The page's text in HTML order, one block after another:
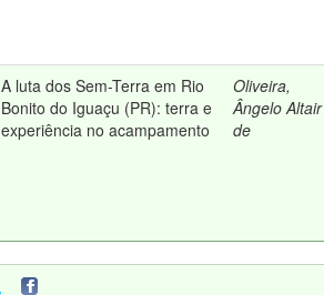
A luta dos Sem-Terra em Rio
Bonito do Iguaçu (PR): terra e
experiência no acampamento
Oliveira,
Ângelo Altair
de